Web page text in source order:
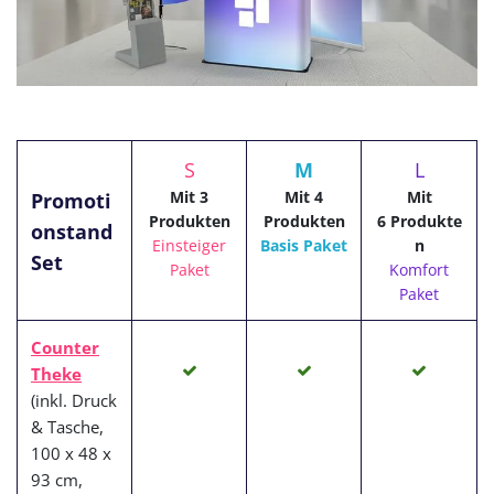
Promoti
onstand
Set
S
Mit 3
Produkten
Einsteiger
Paket
M
Mit 4
Produkten
Basis Paket
L
Mit
6 Produkte
n
Komfort
Paket
Counter
Theke
(inkl. Druck
& Tasche,
100 x 48 x
93 cm,